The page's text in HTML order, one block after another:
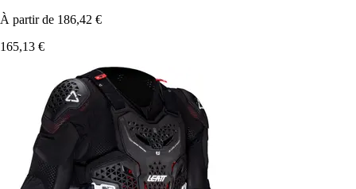
À partir de 186,42 €
165,13 €